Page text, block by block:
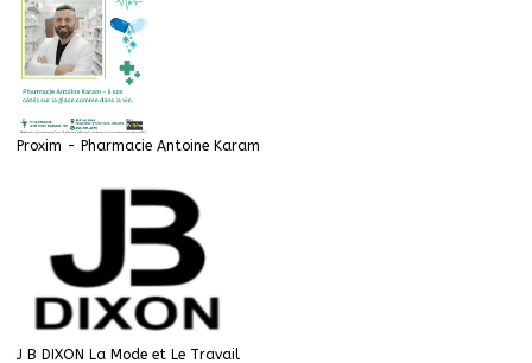
Proxim - Pharmacie Antoine Karam
J B DIXON La Mode et Le Travail